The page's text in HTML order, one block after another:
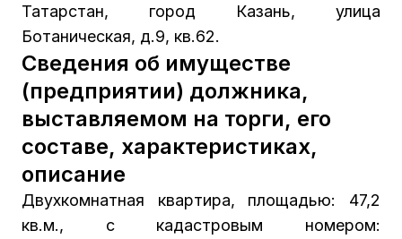
Татарстан, город Казань, улица
Ботаническая, д.9, кв.62.
Сведения об имуществе
(предприятии) должника,
выставляемом на торги, его
составе, характеристиках,
описание
Двухкомнатная квартира, площадью: 47,2
кв.м., с кадастровым номером: